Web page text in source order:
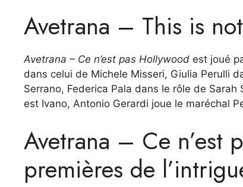
Avetrana – This is
Avetrana – Ce n’est pas Hollywood est joué
dans celui de Michele Misseri, Giulia Perulli
Serrano, Federica Pala dans le rôle de
est Ivano, Antonio Gerardi joue le maréchal
Avetrana – Ce n’est
premières de